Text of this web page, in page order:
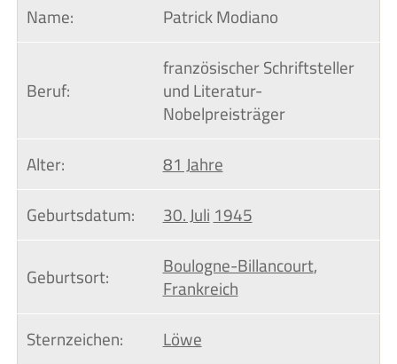
Name: Patrick Modiano
Beruf:
französischer Schriftsteller
und Literatur-
Nobelpreisträger
Alter:
81 Jahre
Geburtsdatum:
30. Juli1945
Geburtsort:
Boulogne-Billancourt,
Frankreich
Sternzeichen:
Löwe